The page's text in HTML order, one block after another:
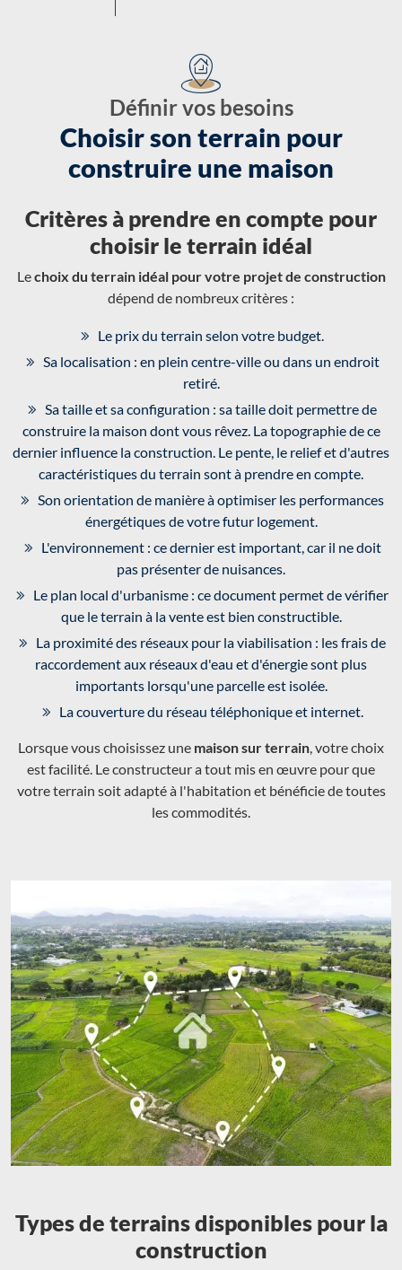
Définir vos besoins
Choisir son terrain pour
construire une maison
Critères à prendre en compte pour
choisir le terrain idéal
Lechoix du terrain idéal pour votre projet de construction
dépend de nombreux critères :
Le prix du terrain selon votre budget.
Sa localisation : en plein centre-ville ou dans un endroit
retiré.
Sa taille et sa configuration : sa taille doit permettre de
construire la maison dont vous rêvez. La topographie de ce
dernier influence la construction. Le pente, le relief et d'autres
caractéristiques du terrain sont à prendre en compte.
Son orientation de manière à optimiser les performances
énergétiques de votre futur logement.
L'environnement : ce dernier est important, car il ne doit
pas présenter de nuisances.
Le plan local d'urbanisme : ce document permet de vérifier
que le terrain à la vente est bien constructible.
La proximité des réseaux pour la viabilisation : les frais de
raccordement aux réseaux d'eau et d'énergie sont plus
importants lorsqu'une parcelle est isolée.
La couverture du réseau téléphonique et internet.
Lorsque vous choisissez une maison sur terrain , votre choix
est facilité. Le constructeur a tout mis en œuvre pour que
votre terrain soit adapté à l'habitation et bénéficie de toutes
les commodités.
Types de terrains disponibles pour la
construction